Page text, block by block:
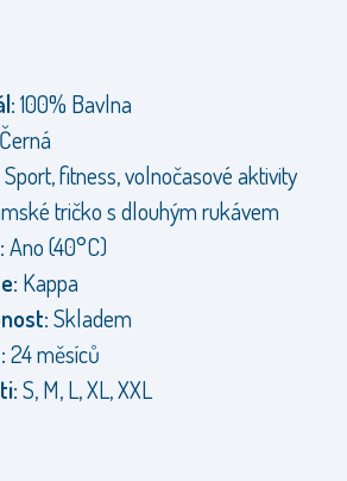
100% Bavlna
Černá
Sport, fitness, volnočasové aktivity
tričko s dlouhým rukávem
Ano (40°C)
Kappa
Skladem
24 měsíců
S, M, L, XL, XXL